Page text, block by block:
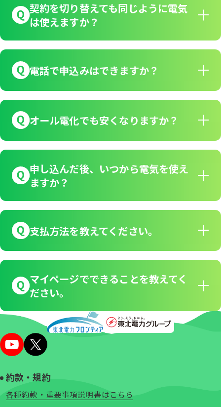
契約を切り替えても同じように電気
は使えますか？
電話で申込みはできますか？
オール電化でも安くなりますか？
申し込んだ後、いつから電気を使え
ますか？
支払方法を教えてください。
マイページでできることを教えてく
ださい。
約款・規約
各種約款・重要事項説明書はこちら